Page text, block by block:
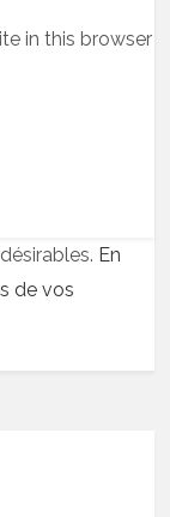
in this browser
En
de vos